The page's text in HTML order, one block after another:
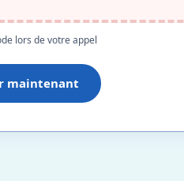
lors de votre appel
maintenant